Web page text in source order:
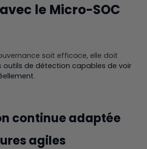
le Micro-SOC
soit efficace, elle doit
outils de détection capables de voir
.
continue adaptée
agiles